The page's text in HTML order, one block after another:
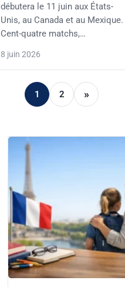
débutera le 11 juin aux États-
Unis, au Canada et au Mexique.
Cent-quatre matchs,…
8 juin 2026
1 2 »